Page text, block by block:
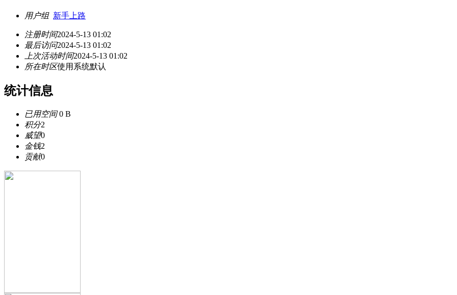
用户组 新手上路
注册时间2024-5-13 01:02
最后访问2024-5-13 01:02
上次活动时间2024-5-13 01:02
所在时区使用系统默认
统计信息
已用空间0 B
积分2
威望0
金钱2
贡献0